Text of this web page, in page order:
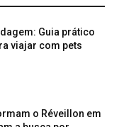
Guia prático
viajar com pets
o Réveillon em